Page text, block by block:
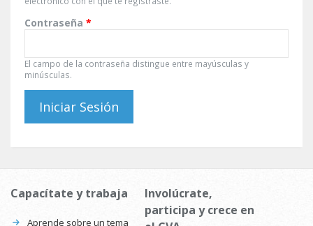
Contraseña *
El campo de la contraseña distingue entre mayúsculas y
minúsculas.
Capacítate y trabaja
Aprende sobre un tema
Involúcrate,
participa y crece en